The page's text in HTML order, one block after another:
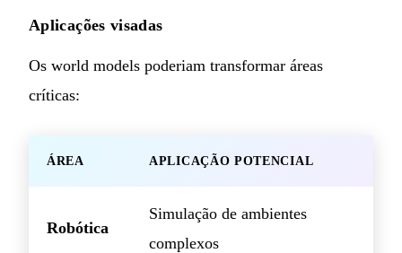
Aplicações visadas
Os world models poderiam transformar áreas
críticas:
ÁREA APLICAÇÃO POTENCIAL
Robótica
Simulação de ambientes
complexos